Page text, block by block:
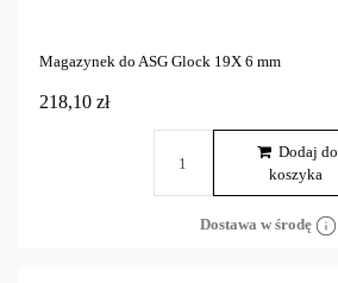
Magazynek do ASG Glock 19X 6 mm
218,10 zł
Dodaj do
koszyka
Dostawa w środę